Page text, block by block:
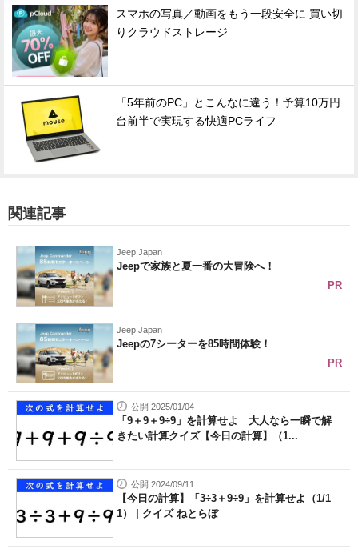
スマホの写真／動画をもう一段安全に 買い切
りクラウドストレージ
「5年前のPC」とこんなに違う！予算10万円
台前半で実現する快適PCライフ
関連記事
Jeep Japan
Jeepで家族と夏一番の大冒険へ！
PR
Jeep Japan
Jeepの7シーターを85時間体験！
PR
公開 2025/01/04
「9＋9＋9÷9」を計算せよ 大人なら一瞬で解
きたい計算クイズ【今日の計算】（1...
公開 2024/09/11
【今日の計算】「3÷3＋9÷9」を計算せよ（1/1
1） | クイズ ねとらぼ